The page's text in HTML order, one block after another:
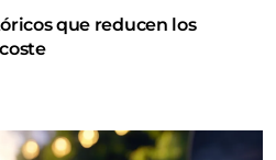
que reducen los